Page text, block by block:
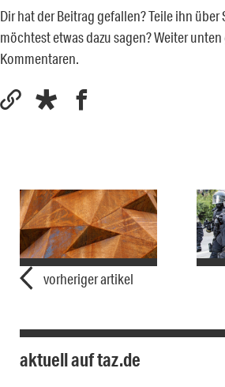
Dir hat der Beitrag gefallen? Teile ihn über
möchtest etwas dazu sagen? Weiter
Kommentaren.
vorheriger artikel
aktuell auf taz.de